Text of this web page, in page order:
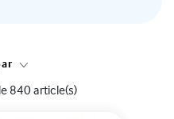
840 article(s)